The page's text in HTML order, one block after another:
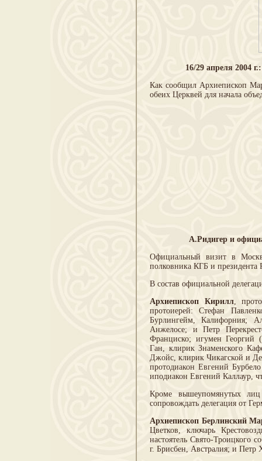
16/29 апреля 2004
Как сообщил Архиепископ
обеих Церквей для начала
А.Ридигер и
Официальный визит в
полковника КГБ и
В состав официальной
Архиепископ Кирилл,
протоиерей: Стефан
Бурлингейм, Калифорния;
Анжелосе; и Петр
Франциско; игумен Георгий
Ган, клирик Знаменского
Джойс, клирик Чикагской и
протодиакон Евгений
иподиакон Евгений Каллаур,
Кроме вышеупомянутых
сопровождать делегация от
Архиепископ Берлинский
Цветков, ключарь
настоятель Свято-Троицкого
г. Брисбен, Австралия; и Петр